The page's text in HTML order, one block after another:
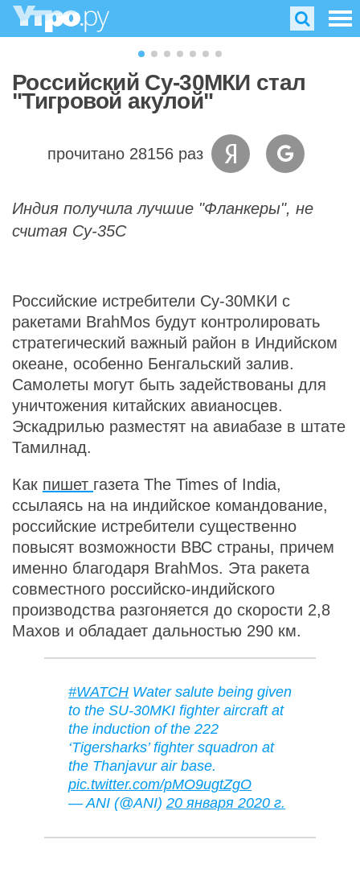
Российский Су-30МКИ стал
"Тигровой акулой"
прочитано 28156 раз
Индия получила лучшие "Фланкеры", не
считая Су-35С
Российские истребители Су-30МКИ с
ракетами BrahMos будут контролировать
стратегический важный район в Индийском
океане, особенно Бенгальский залив.
Самолеты могут быть задействованы для
уничтожения китайских авианосцев.
Эскадрилью разместят на авиабазе в штате
Тамилнад.
Как пишет газета The Times of India,
ссылаясь на на индийское командование,
российские истребители существенно
повысят возможности ВВС страны, причем
именно благодаря BrahMos. Эта ракета
совместного российско-индийского
производства разгоняется до скорости 2,8
Махов и обладает дальностью 290 км.
#WATCH Water salute being given
to the SU-30MKI fighter aircraft at
the induction of the 222
‘Tigersharks’ fighter squadron at
the Thanjavur air base.
pic.twitter.com/pMO9ugtZgO
— ANI (@ANI) 20 января 2020 г.